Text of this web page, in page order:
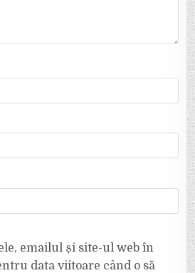
emailul și site-ul web în
data viitoare când o să